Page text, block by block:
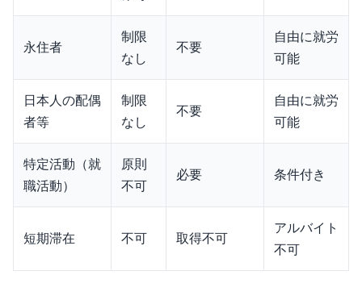
永住者
制限
なし
不要
自由に就労
可能
日本人の配偶
者等
制限
なし
不要
自由に就労
可能
特定活動（就
職活動）
原則
不可
必要 条件付き
短期滞在 不可 取得不可
アルバイト
不可